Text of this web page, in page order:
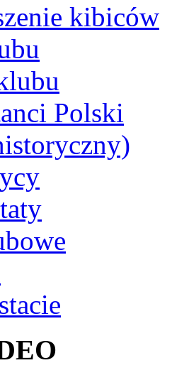
kibiców
Polski